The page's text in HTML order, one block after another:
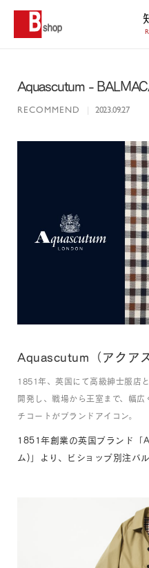
Aquascutum -
RECOMMEND | 2023.09.27
Aquascutum （アクア
1851年、英国にて高級紳士服店
開発し、戦場から王室まで、幅
チコートがブランドアイコン。
1851年創業の英国ブランド「
ム)」より、ビショップ別注バ